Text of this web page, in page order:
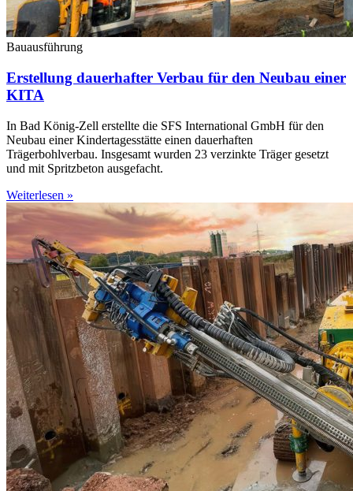
Bauausführung
Erstellung dauerhafter Verbau für den Neubau einer
KITA
In Bad König-Zell erstellte die SFS International GmbH für den
Neubau einer Kindertagesstätte einen dauerhaften
Trägerbohlverbau. Insgesamt wurden 23 verzinkte Träger gesetzt
und mit Spritzbeton ausgefacht.
Weiterlesen »